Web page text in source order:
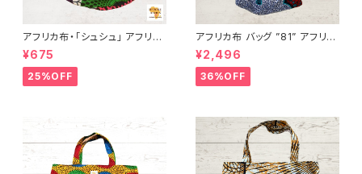
アフリカ布・「シュシュ」 アフリカ
ンプリント パーニュ カンガ キテ
ンゲ トートバッグ エコバッグ ギ
ニア フェアトレード INUWALIA
FRICA
¥675
25%OFF
アフリカ布 バッグ ”81” アフリカ
ンプリント パーニュ カンガ キテ
ンゲ トートバッグ エコバッグ ギ
ニア フェアトレード INUWALIA
FRICA
¥2,496
36%OFF